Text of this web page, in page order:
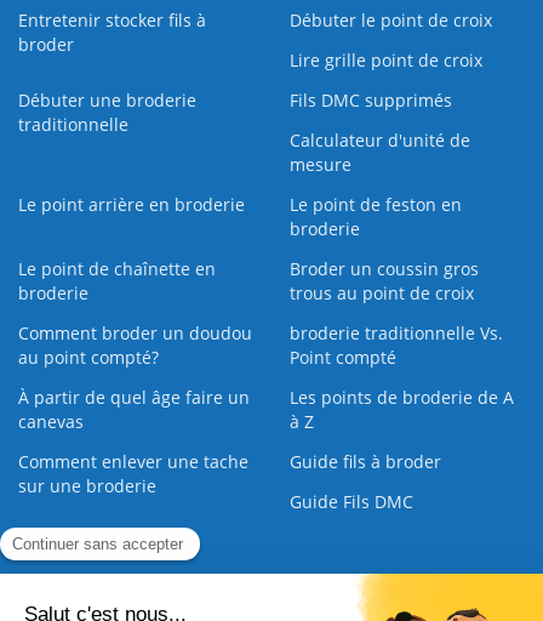
Entretenir stocker fils à
broder
Débuter le point de croix
Lire grille point de croix
Débuter une broderie
traditionnelle
Fils DMC supprimés
Calculateur d'unité de
mesure
Le point arrière en broderie
Le point de feston en
broderie
Le point de chaînette en
broderie
Broder un coussin gros
trous au point de croix
Comment broder un doudou
au point compté?
broderie traditionnelle Vs.
Point compté
À partir de quel âge faire un
canevas
Les points de broderie de A
à Z
Comment enlever une tache
sur une broderie
Guide fils à broder
Guide Fils DMC
Guide de la Broderie